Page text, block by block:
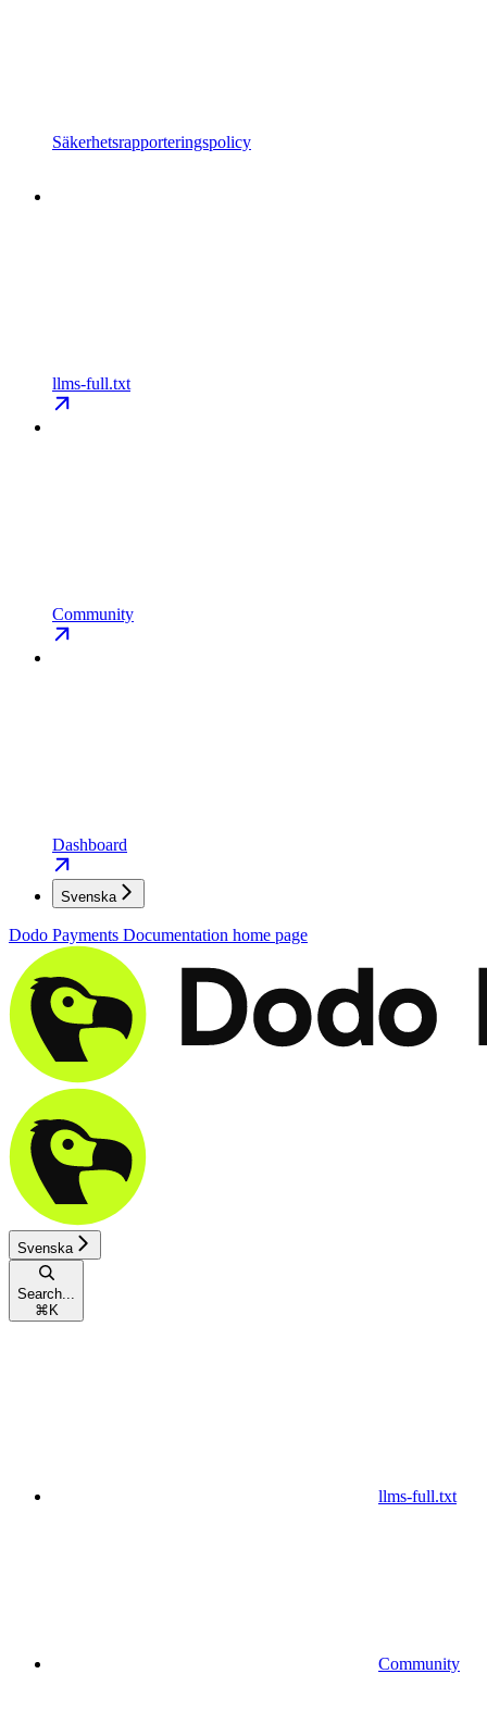
Säkerhetsrapporteringspolicy
llms-full.txt
Community
Dashboard
Svenska
Dodo Payments Documentation home page
Svenska
Search...
⌘ K
llms-full.txt
Community